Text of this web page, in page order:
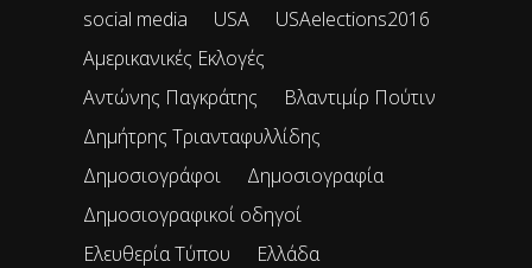
social media
USA
USAelections2016
Αμερικανικές Εκλογές
Αντώνης Παγκράτης
Βλαντιμίρ Πούτιν
Δημήτρης Τριανταφυλλίδης
Δημοσιογράφοι
Δημοσιογραφία
Δημοσιογραφικοί οδηγοί
Ελευθερία Τύπου
Ελλάδα